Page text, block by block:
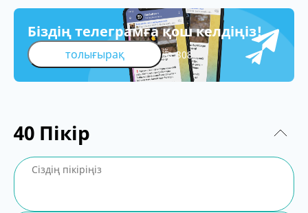
Біздің телеграмға қош келдіңіз!
толығырақ 308
40 Пікір